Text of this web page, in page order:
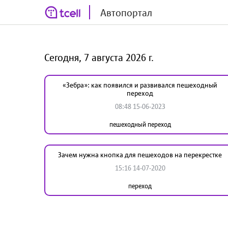
Автопортал
Сегодня, 7 августа 2026 г.
«Зебра»: как появился и развивался пешеходный
переход
08:48 15-06-2023
пешеходный переход
Зачем нужна кнопка для пешеходов на перекрестке
15:16 14-07-2020
переход